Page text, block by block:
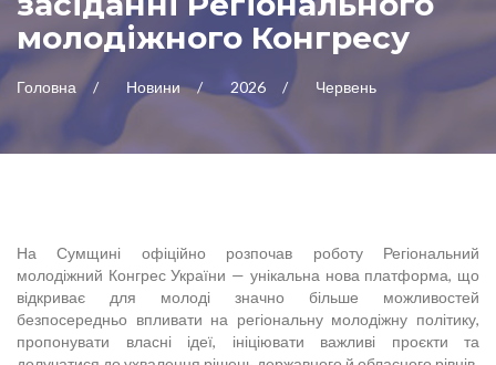
молодіжного Конгресу
Головна Новини 2026 Червень
На Сумщині офіційно розпочав роботу Регіональний
молодіжний Конгрес України — унікальна нова платформа, що
відкриває для молоді значно більше можливостей
безпосередньо впливати на регіональну молодіжну політику,
пропонувати власні ідеї, ініціювати важливі проєкти та